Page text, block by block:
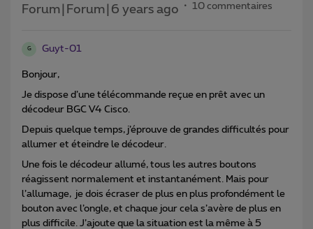
Forum|Forum|6 years ago 10 commentaires
G Guyt-01
Bonjour,
Je dispose d’une télécommande reçue en prêt avec un
décodeur BGC V4 Cisco.
Depuis quelque temps, j’éprouve de grandes difficultés pour
allumer et éteindre le décodeur.
Une fois le décodeur allumé, tous les autres boutons
réagissent normalement et instantanément. Mais pour
l’allumage, je dois écraser de plus en plus profondément le
bouton avec l’ongle, et chaque jour cela s’avère de plus en
plus difficile. J’ajoute que la situation est la même à 5